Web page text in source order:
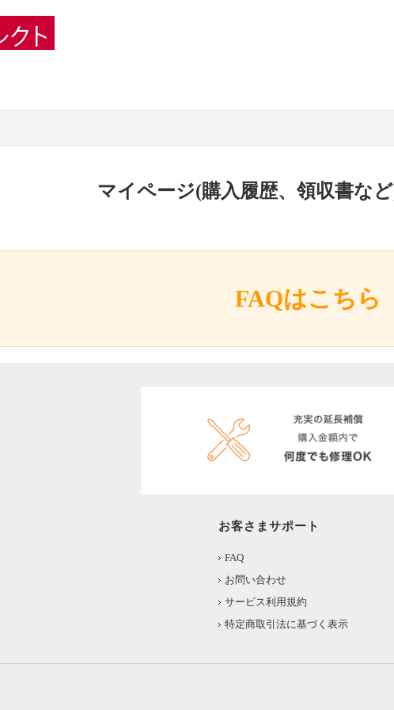
マイページ(購入履歴、領収書な
FAQはこちら
お客さまサポート
FAQ
お問い合わせ
サービス利用規約
特定商取引法に基づく表示